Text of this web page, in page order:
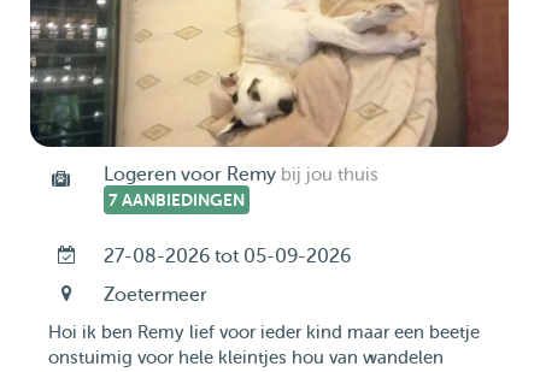
Logeren voor Remy bij jou thuis
7 AANBIEDINGEN
27-08-2026 tot 05-09-2026
Zoetermeer
Hoi ik ben Remy lief voor ieder kind maar een beetje
onstuimig voor hele kleintjes hou van wandelen